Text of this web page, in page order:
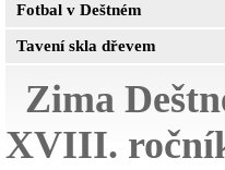
Fotbal v Deštném
Tavení skla dřevem
Zima
XVIII.